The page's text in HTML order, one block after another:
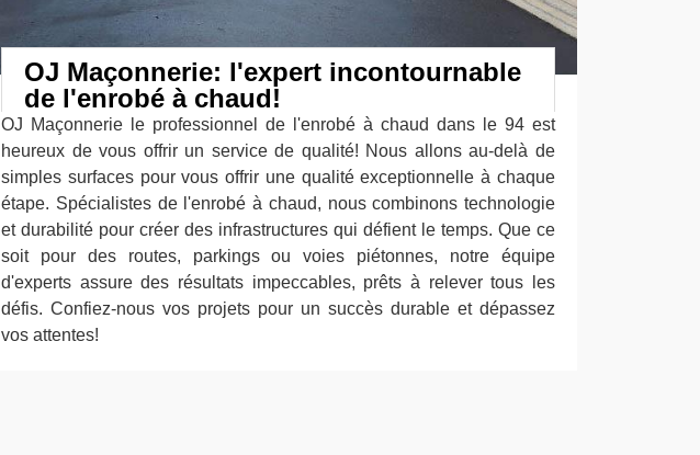
OJ Maçonnerie: l'expert incontournable
de l'enrobé à chaud!
OJ Maçonnerie le professionnel de l'enrobé à chaud dans le 94 est
heureux de vous offrir un service de qualité! Nous allons au-delà de
simples surfaces pour vous offrir une qualité exceptionnelle à chaque
étape. Spécialistes de l'enrobé à chaud, nous combinons technologie
et durabilité pour créer des infrastructures qui défient le temps. Que ce
soit pour des routes, parkings ou voies piétonnes, notre équipe
d'experts assure des résultats impeccables, prêts à relever tous les
défis. Confiez-nous vos projets pour un succès durable et dépassez
vos attentes!